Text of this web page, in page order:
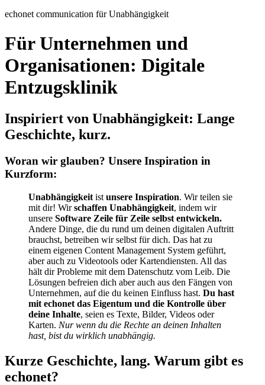
echonet communication für Unabhängigkeit
Für Unternehmen und
Organisationen: Digitale
Entzugsklinik
Inspiriert von Unabhängigkeit: Lange
Geschichte, kurz.
Woran wir glauben? Unsere Inspiration in
Kurzform:
Unabhängigkeit ist unsere Inspiration. Wir teilen sie
mit dir! Wirschaffen Unabhängigkeit, indem wir
unsere Software Zeile für Zeile selbst entwickeln.
Andere Dinge, die du rund um deinen digitalen Auftritt
brauchst, betreiben wir selbst für dich. Das hat zu
einem eigenen Content Management System geführt,
aber auch zu Videotools oder Kartendiensten. All das
hält dir Probleme mit dem Datenschutz vom Leib. Die
Lösungen befreien dich aber auch aus den Fängen von
Unternehmen, auf die du keinen Einfluss hast. Du hast
mit echonet das Eigentum und die Kontrolle über
deine Inhalte, seien es Texte, Bilder, Videos oder
Karten. Nur wenn du die Rechte an deinen Inhalten
hast, bist du wirklich unabhängig.
Kurze Geschichte, lang. Warum gibt es
echonet?